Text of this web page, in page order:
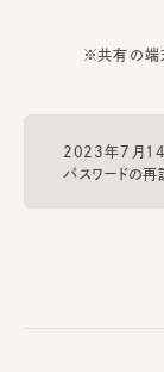
※共有の端
2023年7月14
パスワードの再